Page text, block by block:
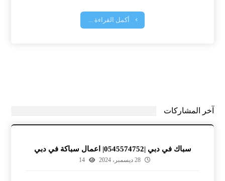
أكمل القراءة ...
آخر المشاركات
سباك في دبي |0545574752| اعمال سباكة في دبي
28 ديسمبر، 2024 14